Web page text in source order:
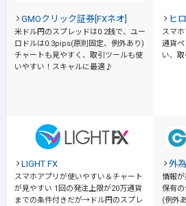
GMOクリック証券[FXネオ]
米ドル円のスプレッドは0.2銭で、ユー
ロドルは0.3pips(原則固定、例外あり)
チャートも見やすく、取引ツールも使
いやすい！スキャルに最適♪
ヒ
スマ
通貨
い、
LIGHT FX
スマホアプリが使いやすい＆チャート
が見やすい 1回の発注上限が20万通貨
までの条件付きだが→ドル円のスプレ
外
情報
保有の
(例外